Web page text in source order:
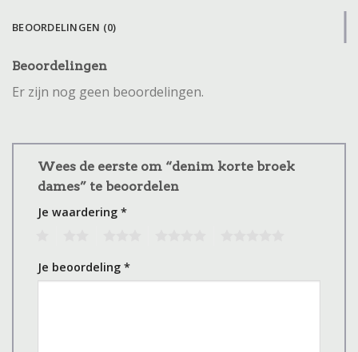
BEOORDELINGEN (0)
Beoordelingen
Er zijn nog geen beoordelingen.
Wees de eerste om “denim korte broek
dames” te beoordelen
Je waardering *
Je beoordeling *